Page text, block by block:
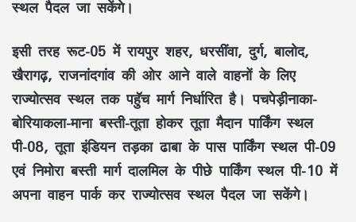
स्थल पैदल जा सकेंगे।
इसी तरह रूट-05 में रायपुर शहर, धरसींवा, दुर्ग, बालोद,
खैरागढ़, राजनांदगांव की ओर आने वाले वाहनों के लिए
राज्योत्सव स्थल तक पहुॅच मार्ग निर्धारित है। पचपेड़ीनाका-
बोरियाकला-माना बस्ती-तूता होकर तूता मैदान पार्किंग स्थल
पी-08, तूता इंडियन तड़का ढाबा के पास पार्किंग स्थल पी-09
एवं निमोरा बस्ती मार्ग दालमिल के पीछे पार्किंग स्थल पी-10 में
अपना वाहन पार्क कर राज्योत्सव स्थल पैदल जा सकेंगे।